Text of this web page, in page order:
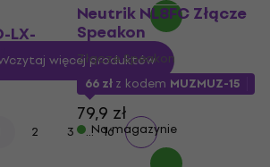
LX-
Neutrik NL8FC Złącze
Speakon
Złącze Speakon
66 złz kodem MUZMUZ-15
79,9 zł
Na magazynie
więcej produktów
2 3 ... 16